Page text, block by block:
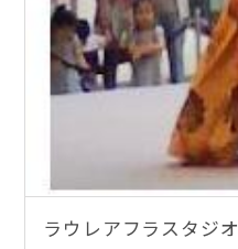
ラウレアフラスタジオ